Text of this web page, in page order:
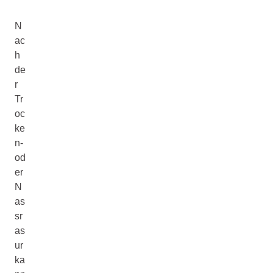
N
ac
h
de
r
Tr
oc
ke
n-
od
er
N
as
sr
as
ur
ka